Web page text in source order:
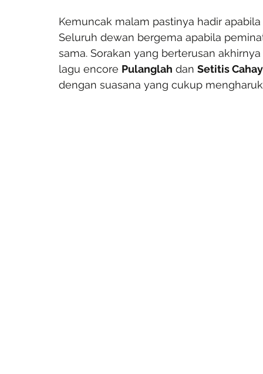
Kemuncak malam pastinya hadir
Seluruh dewan bergema apabila
sama. Sorakan yang berterusan
lagu encore Pulanglah dan Setitis
dengan suasana yang cukup